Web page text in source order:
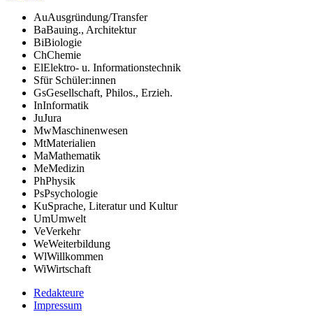
AuAusgründung/Transfer
BaBauing., Architektur
BiBiologie
ChChemie
ElElektro- u. Informationstechnik
Sfür Schüler:innen
GsGesellschaft, Philos., Erzieh.
InInformatik
JuJura
MwMaschinenwesen
MtMaterialien
MaMathematik
MeMedizin
PhPhysik
PsPsychologie
KuSprache, Literatur und Kultur
UmUmwelt
VeVerkehr
WeWeiterbildung
WlWillkommen
WiWirtschaft
Redakteure
Impressum